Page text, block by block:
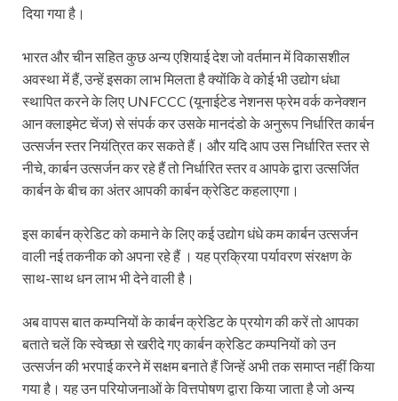
दिया गया है।
भारत और चीन सहित कुछ अन्य एशियाई देश जो वर्तमान में विकासशील
अवस्था में हैं, उन्हें इसका लाभ मिलता है क्योंकि वे कोई भी उद्योग धंधा
स्थापित करने के लिए UNFCCC (यूनाईटेड नेशनस फ्रेम वर्क कनेक्शन
आन क्लाइमेट चेंज) से संपर्क कर उसके मानदंडो के अनुरूप निर्धारित कार्बन
उत्सर्जन स्तर नियंत्रित कर सकते हैं। और यदि आप उस निर्धारित स्तर से
नीचे, कार्बन उत्सर्जन कर रहे हैं तो निर्धारित स्तर व आपके द्वारा उत्सर्जित
कार्बन के बीच का अंतर आपकी कार्बन क्रेडिट कहलाएगा।
इस कार्बन क्रेडिट को कमाने के लिए कई उद्योग धंधे कम कार्बन उत्सर्जन
वाली नई तकनीक को अपना रहे हैं । यह प्रक्रिया पर्यावरण संरक्षण के
साथ-साथ धन लाभ भी देने वाली है।
अब वापस बात कम्पनियों के कार्बन क्रेडिट के प्रयोग की करें तो आपका
बताते चलें कि स्वेच्छा से खरीदे गए कार्बन क्रेडिट कम्पनियों को उन
उत्सर्जन की भरपाई करने में सक्षम बनाते हैं जिन्हें अभी तक समाप्त नहीं किया
गया है। यह उन परियोजनाओं के वित्तपोषण द्वारा किया जाता है जो अन्य